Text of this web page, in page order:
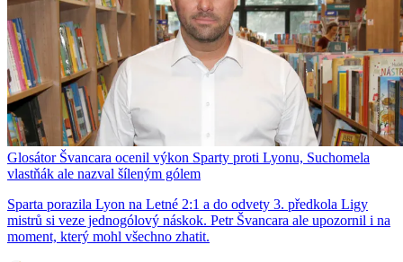
Glosátor Švancara ocenil výkon Sparty proti Lyonu, Suchomela
vlastňák ale nazval šíleným gólem
Sparta porazila Lyon na Letné 2:1 a do odvety 3. předkola Ligy
mistrů si veze jednogólový náskok. Petr Švancara ale upozornil i na
moment, který mohl všechno zhatit.